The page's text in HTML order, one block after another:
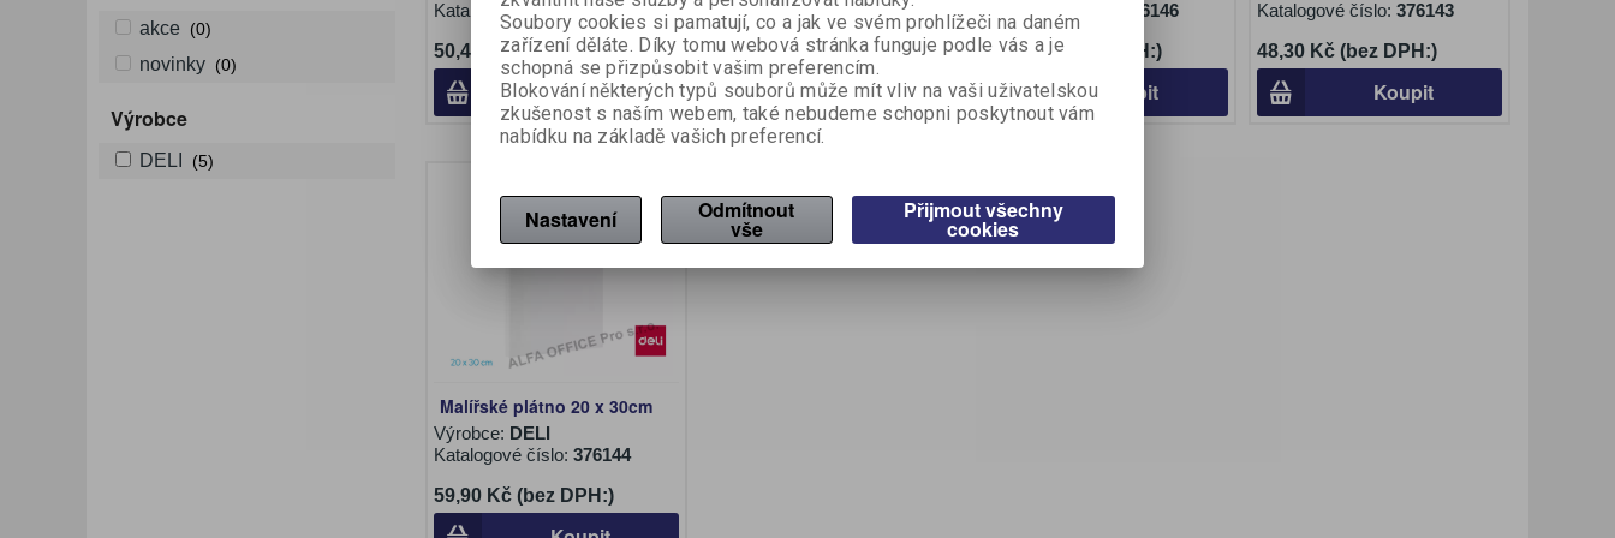
akce (0)
novinky (0)
Výrobce
DELI (5)
Katalogové číslo:376142
50,40 Kč (bez DPH:)
Koupit
Katalogové číslo:376145
70,40 Kč (bez DPH:)
Koupit
Katalogové číslo:
376146
84,20 Kč (bez DPH:)
Koupit
Katalogové číslo: 376143
48,30 Kč (bez DPH:)
Koupit
Malířské plátno 20 x 30cm
Výrobce: DELI
Katalogové číslo: 376144
59,90 Kč (bez DPH:)
Soubory cookies si pamatují, co a jak ve svém prohlížeči na daném
zařízení děláte. Díky tomu webová stránka funguje podle vás a je
schopná se přizpůsobit vašim preferencím.
Blokování některých typů souborů může mít vliv na vaši uživatelskou
zkušenost s naším webem, také nebudeme schopni poskytnout vám
nabídku na základě vašich preferencí.
Nastavení Odmítnout
vše
Přijmout všechny
cookies